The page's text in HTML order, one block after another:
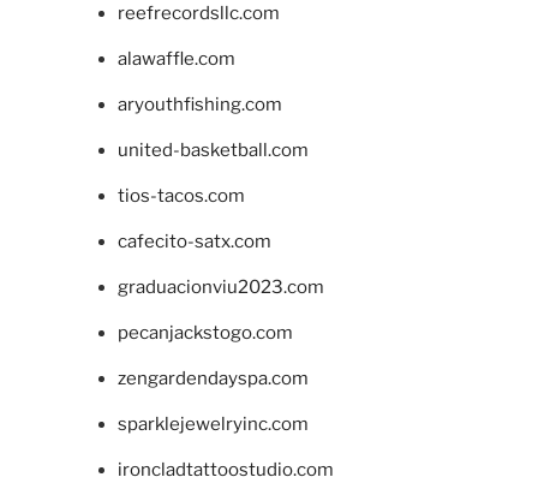
reefrecordsllc.com
alawaffle.com
aryouthfishing.com
united-basketball.com
tios-tacos.com
cafecito-satx.com
graduacionviu2023.com
pecanjackstogo.com
zengardendayspa.com
sparklejewelryinc.com
ironcladtattoostudio.com